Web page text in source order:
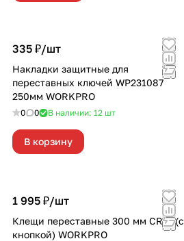
335 ₽/шт
Накладки защитные для
переставных ключей WP231087
250мм WORKPRO
0 0 В наличии: 12 шт
В корзину
1 995 ₽/шт
Клещи переставные 300 мм CR-V (с
кнопкой) WORKPRO